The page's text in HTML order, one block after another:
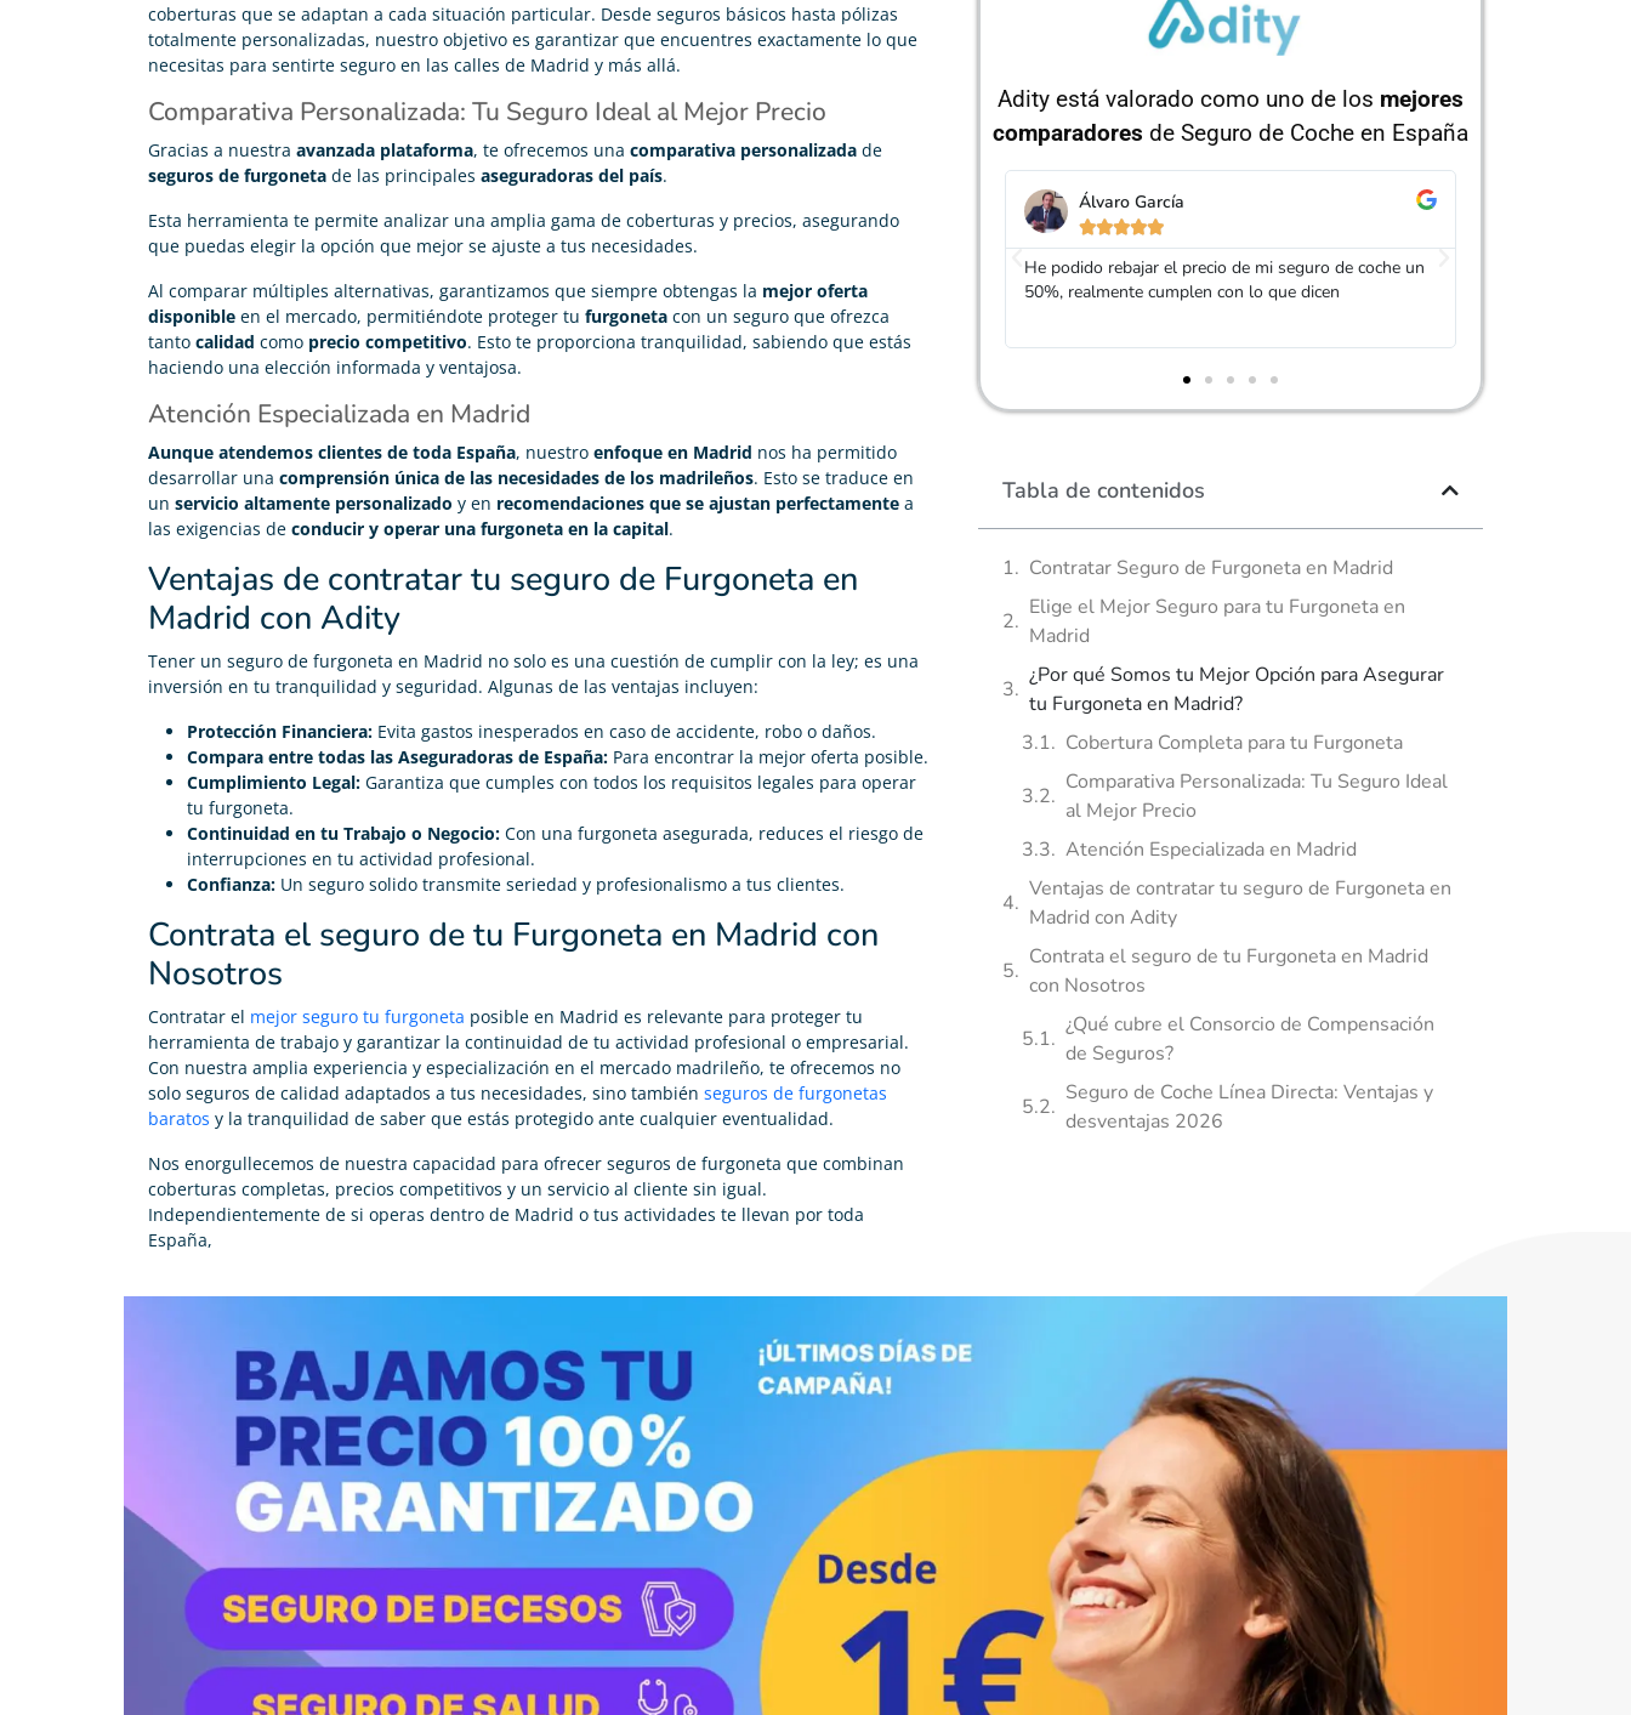
coberturas que se adaptan a cada situación particular. Desde seguros básicos hasta pólizas
totalmente personalizadas, nuestro objetivo es garantizar que encuentres exactamente lo que
necesitas para sentirte seguro en las calles de Madrid y más allá.
Comparativa Personalizada: Tu Seguro Ideal al Mejor Precio
Gracias a nuestra avanzada plataforma, te ofrecemos una comparativa personalizada de
seguros de furgoneta de las principales aseguradoras del país.
Esta herramienta te permite analizar una amplia gama de coberturas y precios, asegurando
que puedas elegir la opción que mejor se ajuste a tus necesidades.
Al comparar múltiples alternativas, garantizamos que siempre obtengas la mejor oferta
disponible en el mercado, permitiéndote proteger tu furgoneta con un seguro que ofrezca
tanto calidad como precio competitivo. Esto te proporciona tranquilidad, sabiendo que estás
haciendo una elección informada y ventajosa.
Atención Especializada en Madrid
Aunque atendemos clientes de toda España, nuestro enfoque en Madrid nos ha permitido
desarrollar una comprensión única de las necesidades de los madrileños. Esto se traduce en
un servicio altamente personalizado y en recomendaciones que se ajustan perfectamente a
las exigencias de conducir y operar una furgoneta en la capital.
Ventajas de contratar tu seguro de Furgoneta en
Madrid con Adity
Tener un seguro de furgoneta en Madrid no solo es una cuestión de cumplir con la ley; es una
inversión en tu tranquilidad y seguridad. Algunas de las ventajas incluyen:
Protección Financiera: Evita gastos inesperados en caso de accidente, robo o daños.
Compara entre todas las Aseguradoras de España: Para encontrar la mejor oferta posible.
Cumplimiento Legal: Garantiza que cumples con todos los requisitos legales para operar
tu furgoneta.
Continuidad en tu Trabajo o Negocio: Con una furgoneta asegurada, reduces el riesgo de
interrupciones en tu actividad profesional.
Confianza: Un seguro solido transmite seriedad y profesionalismo a tus clientes.
Contrata el seguro de tu Furgoneta en Madrid con
Nosotros
Contratar el mejor seguro tu furgoneta posible en Madrid es relevante para proteger tu
herramienta de trabajo y garantizar la continuidad de tu actividad profesional o empresarial.
Con nuestra amplia experiencia y especialización en el mercado madrileño, te ofrecemos no
solo seguros de calidad adaptados a tus necesidades, sino también seguros de furgonetas
baratos y la tranquilidad de saber que estás protegido ante cualquier eventualidad.
Nos enorgullecemos de nuestra capacidad para ofrecer seguros de furgoneta que combinan
coberturas completas, precios competitivos y un servicio al cliente sin igual.
Independientemente de si operas dentro de Madrid o tus actividades te llevan por toda
España,
Adity está valorado como uno de los mejores
comparadores de Seguro de Coche en España
  
200€ menos en mi seguro de coche y me han
gestionado la baja del seguro anterior gratis.

50%, realmente cumplen con lo que dicen
Jorge Pérez

Gracias Adity por ayudarme a conseguir un seguro
mucho más barato que el anterior y el servicio muy
Tabla de contenidos
Contratar Seguro de Furgoneta en Madrid
Elige el Mejor Seguro para tu Furgoneta en
Madrid
¿Por qué Somos tu Mejor Opción para Asegurar
tu Furgoneta en Madrid?
Cobertura Completa para tu Furgoneta
Comparativa Personalizada: Tu Seguro Ideal
al Mejor Precio
Atención Especializada en Madrid
Ventajas de contratar tu seguro de Furgoneta en
Madrid con Adity
Contrata el seguro de tu Furgoneta en Madrid
con Nosotros
¿Qué cubre el Consorcio de Compensación
de Seguros?
Seguro de Coche Línea Directa: Ventajas y
desventajas 2026